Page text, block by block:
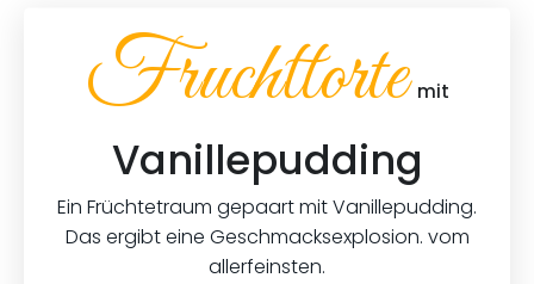
Fruchttorte mit
Vanillepudding
Ein Früchtetraum gepaart mit Vanillepudding.
Das ergibt eine Geschmacksexplosion. vom
allerfeinsten.